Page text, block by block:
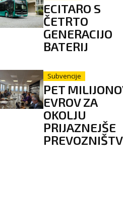
ECITARO S
ČETRTO
GENERACIJO
BATERIJ
Subvencije
PET
EVROV ZA
OKOLJU
PRIJAZNEJŠE